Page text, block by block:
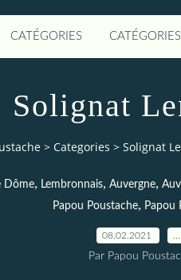
CATÉGORIES
Solignat
> Categories > Solignat
Dôme, Lembronnais, Auvergne,
Papou Poustache, Papou
08.02.2021
Par Papou